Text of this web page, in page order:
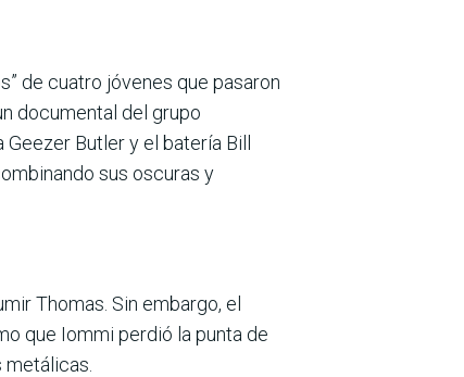
de cuatro jóvenes que pasaron
documental del grupo
Butler y el batería Bill
sus oscuras y
Thomas. Sin embargo, el
que Iommi perdió la punta de